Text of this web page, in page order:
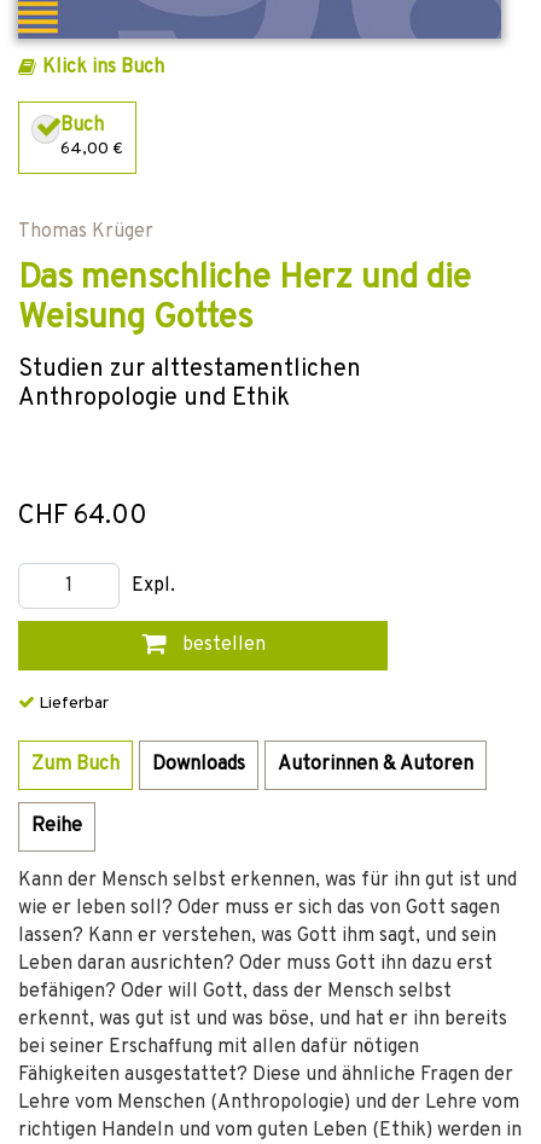
Klick ins Buch
Buch
64,00 €
Thomas Krüger
Das menschliche Herz und die
Weisung Gottes
Studien zur alttestamentlichen
Anthropologie und Ethik
CHF 64.00
Expl.
bestellen
Lieferbar
Zum Buch Downloads Autorinnen & Autoren
Reihe
Kann der Mensch selbst erkennen, was für ihn gut ist und
wie er leben soll? Oder muss er sich das von Gott sagen
lassen? Kann er verstehen, was Gott ihm sagt, und sein
Leben daran ausrichten? Oder muss Gott ihn dazu erst
befähigen? Oder will Gott, dass der Mensch selbst
erkennt, was gut ist und was böse, und hat er ihn bereits
bei seiner Erschaffung mit allen dafür nötigen
Fähigkeiten ausgestattet? Diese und ähnliche Fragen der
Lehre vom Menschen (Anthropologie) und der Lehre vom
richtigen Handeln und vom guten Leben (Ethik) werden in